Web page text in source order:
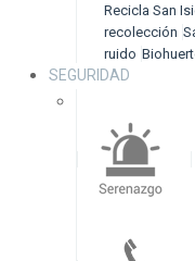
Recicla San
recolección
ruido
SEGURIDAD